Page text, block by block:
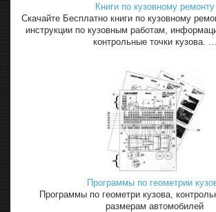
Книги по кузовному ремонту
Скачайте Бесплатно книги по кузовному
инструкции по кузовным работам,
контрольные точки кузова. ...
Программы по геометрии
Программы по геометри кузова,
размерам автомобилей